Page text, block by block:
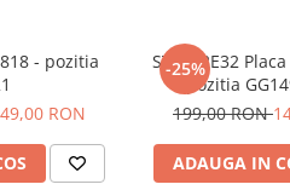
- pozitia
RON
-25%
STV512E32
pozitia
199,00 RON
ADAUGA IN